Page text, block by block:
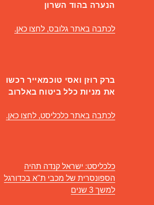
הנערה בהוד השרון
לכתבה באתר גלובס, לחצו כאן.
ברק רוזן ואסי טוכמאייר רכשו
את מניות כלל ביטוח באלרוב
לכתבה באתר כלכליסט, לחצו כאן.
כלכליסט: ישראל קנדה תהיה
הספונסרית של מכבי ת"א בכדורגל
למשך 3 שנים